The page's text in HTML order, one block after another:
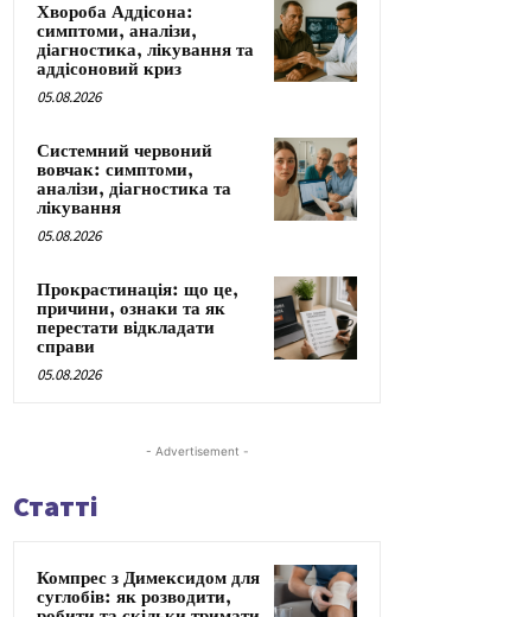
Хвороба Аддісона:
симптоми, аналізи,
діагностика, лікування та
аддісоновий криз
05.08.2026
Системний червоний
вовчак: симптоми,
аналізи, діагностика та
лікування
05.08.2026
Прокрастинація: що це,
причини, ознаки та як
перестати відкладати
справи
05.08.2026
- Advertisement -
Статті
Компрес з Димексидом для
суглобів: як розводити,